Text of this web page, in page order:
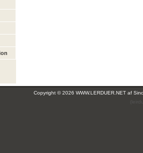
Copyright © 2026 WWW.LERDUER.NET af